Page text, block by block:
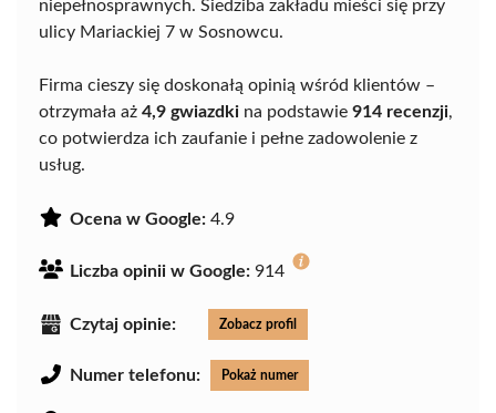
niepełnosprawnych. Siedziba zakładu mieści się przy
ulicy Mariackiej 7 w Sosnowcu.
Firma cieszy się doskonałą opinią wśród klientów –
otrzymała aż 4,9 gwiazdki na podstawie 914 recenzji,
co potwierdza ich zaufanie i pełne zadowolenie z
usług.
Ocena w Google: 4.9
Liczba opinii w Google: 914
Czytaj opinie: Zobacz profil
Numer telefonu: Pokaż numer